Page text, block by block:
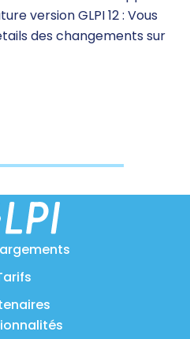
version GLPI 12 : Vous
des changements sur